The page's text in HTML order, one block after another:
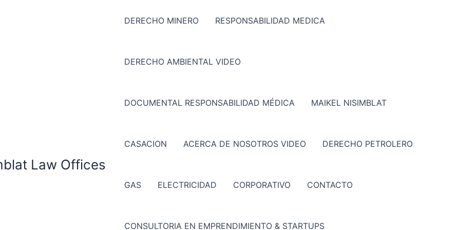
Law Offices
DERECHO MINERO RESPONSABILIDAD MEDICA
DERECHO AMBIENTAL VIDEO
DOCUMENTAL RESPONSABILIDAD MÉDICA MAIKEL NISIMBLAT
CASACION ACERCA DE NOSOTROS VIDEO DERECHO PETROLERO
GAS ELECTRICIDAD CORPORATIVO CONTACTO
CONSULTORIA EN EMPRENDIMIENTO & STARTUPS